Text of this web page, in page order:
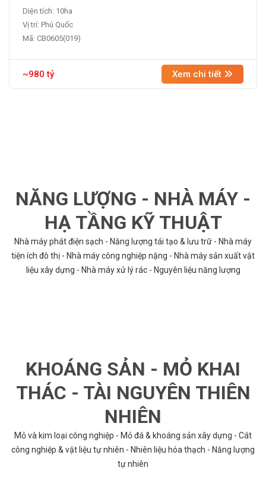
Diện tích: 10ha
Vị trí: Phú Quốc
Mã: CB0605(019)
~980 tỷ Xem chi tiết
NĂNG LƯỢNG - NHÀ MÁY -
HẠ TẦNG KỸ THUẬT
Nhà máy phát điện sạch - Năng lượng tái tạo & lưu trữ - Nhà máy
tiện ích đô thị - Nhà máy công nghiệp nặng - Nhà máy sản xuất vật
liệu xây dựng - Nhà máy xử lý rác - Nguyên liệu năng lượng
KHOÁNG SẢN - MỎ KHAI
THÁC - TÀI NGUYÊN THIÊN
NHIÊN
Mỏ và kim loại công nghiệp - Mỏ đá & khoáng sản xây dựng - Cát
công nghiệp & vật liệu tự nhiên - Nhiên liệu hóa thạch - Năng lượng
tự nhiên